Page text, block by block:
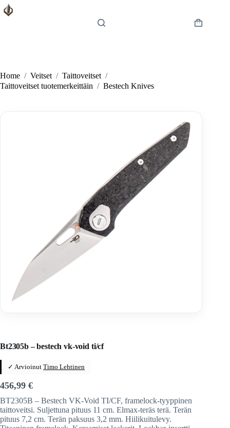
Skip
to
Shopping
Home / Veitset / Taittoveitset /
Taittoveitset tuotemerkeittäin / Bestech Knives
Bt2305b – bestech vk-void ti/cf
✓ Arvioinut Timo Lehtinen
456,99 €
BT2305B – Bestech VK-Void TI/CF, framelock-tyyppinen
taittoveitsi. Suljettuna pituus 11 cm. Elmax-teräs terä. Terän
pituus 7,2 cm. Terän paksuus 3,2 mm. Hiilikuitulevy.